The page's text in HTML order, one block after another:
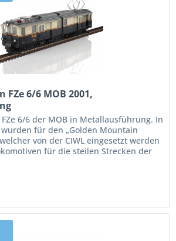
FZe 6/6 MOB 2001,
6/6 der MOB in Metallausführung. In
für den „Golden Mountain
von der CIWL eingesetzt werden
für die steilen Strecken der